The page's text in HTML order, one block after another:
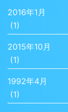
2016年1月
(1)
2015年10月
(1)
1992年4月
(1)